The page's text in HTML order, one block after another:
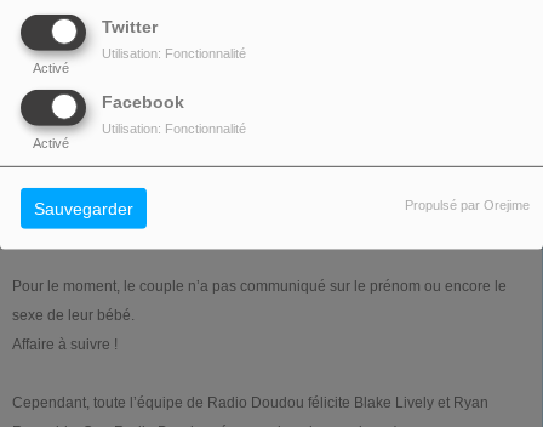
Twitter
Activé
Utilisation: Fonctionnalité
Facebook
Activé
Utilisation: Fonctionnalité
Sauvegarder Propulsé par Orejime
C’est le début d’une toute nouvelle aventure pour le couple d’acteurs Ryan
Reynolds et Blake Lively. En effet, leur premier enfant serait né il y a déjà
accouché fin décembre.
Rayonnante tout au long de sa grossesse, l’actrice a toujours rêvé d’être
maman, comme elle le confiant en octobre dernier au journal US Weekly :
"C'est la chose que je voulais depuis que je suis toute petite. Je suis vraiment
heureuse d'en être là aujourd'hui dans ma vie."
Pour le moment, le couple n’a pas communiqué sur le prénom ou encore le
sexe de leur bébé.
Affaire à suivre !
Cependant, toute l’équipe de Radio Doudou félicite Blake Lively et Ryan